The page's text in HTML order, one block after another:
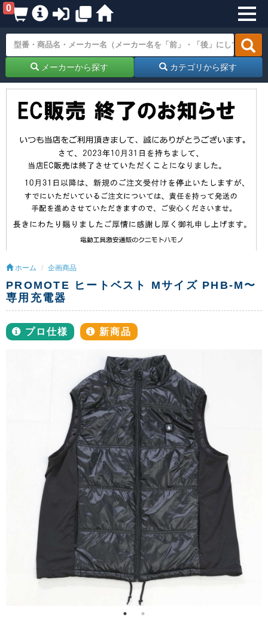
0
メーカーから探す カテゴリから探す
ホーム 企画商品
PROMOTE ヒートベスト Mサイズ PHB-M〜
専用充電器
プロ仕様 新商品